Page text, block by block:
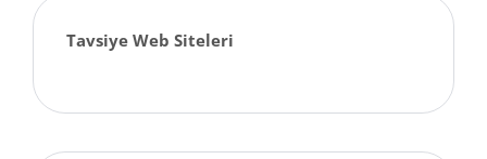
Tavsiye Web Siteleri